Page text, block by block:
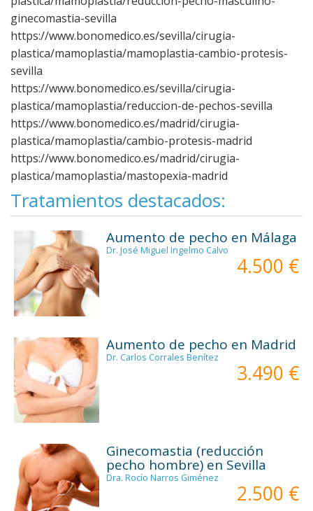
ginecomastia-sevilla
https://www.bonomedico.es/sevilla/cirugia-
plastica/mamoplastia/mamoplastia-cambio-protesis-
sevilla
https://www.bonomedico.es/sevilla/cirugia-
plastica/mamoplastia/reduccion-de-pechos-sevilla
https://www.bonomedico.es/madrid/cirugia-
plastica/mamoplastia/cambio-protesis-madrid
https://www.bonomedico.es/madrid/cirugia-
plastica/mamoplastia/mastopexia-madrid
Tratamientos destacados:
Aumento de pecho en Málaga
Dr. José Miguel Ingelmo Calvo
4.500 €
Aumento de pecho en Madrid
Dr. Carlos Corrales Benítez
3.490 €
Ginecomastia (reducción
pecho hombre) en Sevilla
Dra. Rocío Narros Giménez
2.500 €